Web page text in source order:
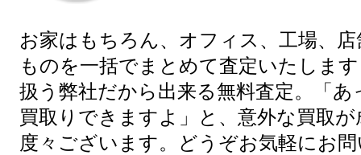
お家はもちろん、オフィス、工場、
ものを一括でまとめて査定いたしま
扱う弊社だから出来る無料査定。「
買取りできますよ」と、意外な買取
度々ございます。どうぞお気軽にお